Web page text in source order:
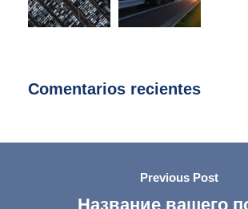
Comentarios recientes
Previous Post
Название вашего